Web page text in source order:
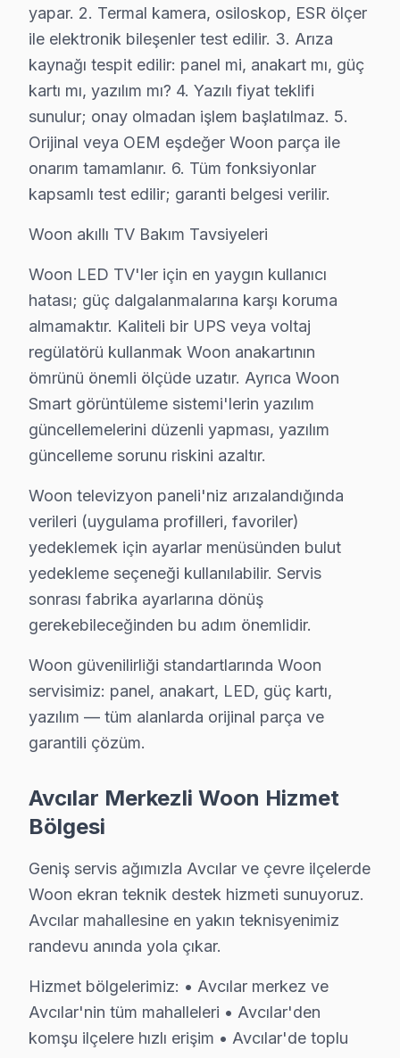
Sabah aradığınızda — öğle saatinde çözmüş oluruz.
Sık karşılaştığımız şey şu: Hızlı olmak ile kalitesiz
Pratik olarak, Avcılar'da aynı gün müdahale için
Neden Avcılar'de Woon teknik desteği Tercih
Avcılar Woon TV Ekran Anakart Profesyonel Servis ve Tamir
Avcılar'da Woon TV'niz bozulduğunda aklınıza
• Avcılar'de sadece orijinal parça kullanıyoruz. ikinci
• Profesyonel teşhis ekipmanımızla (osiloskop, ESR
Bu arada,, İstanbul Üniversitesi, Avcılar Sahili,
Avcılar × Woon: Yerel İçerik ve Deneyim
Woon Servisi: Avcılar Yerel Bilgi
Avcılar ilçesi, İstanbul Avrupa Yakası'nın yaklaşık
Avcılar bölgesindeki Woon kullanıcılarının
Panel arızası: Avcılar'de Woon LED panellerin en
Anakart hatası: Avcılar'de Reparasyon sistemini
Yazılım sorunu: Avcılar'de LCD ekranlarda daha sık
» Avcılar'de tüm Woon model ve serilerinde LED,
Woon TV Teknik Rehberi: Panel, Teşhis ve
Woon televizyonlarınızın tamir ve bakımında
Woon TV Teknik Profil ve Servis Rehberi
Woon ekran Teknik Servis Rehberi
Woon televizyon ünitesi'lerde En Sık Karşılaşılan
Woon servisimizde en yaygın yazılım güncelleme
Woon Servis Yaklaşımımız
marka kalitesi ilkeleri doğrultusunda Woon
Woon TV Onarım Süreci
1. Müşteri bildirir, servis ekibi arıza semptomlarını
2. Termal kamera, osiloskop, ESR ölçer ile elektronik
3. Arıza kaynağı tespit edilir: panel mi, anakart mı, güç
4. Yazılı fiyat teklifi sunulur; onay olmadan işlem
yapar. 2. Termal kamera, osiloskop, ESR ölçer
ile elektronik bileşenler test edilir. 3. Arıza
kaynağı tespit edilir: panel mi, anakart mı, güç
kartı mı, yazılım mı? 4. Yazılı fiyat teklifi
sunulur; onay olmadan işlem başlatılmaz. 5.
Orijinal veya OEM eşdeğer Woon parça ile
onarım tamamlanır. 6. Tüm fonksiyonlar
kapsamlı test edilir; garanti belgesi verilir.
Woon akıllı TV Bakım Tavsiyeleri
Woon LED TV'ler için en yaygın kullanıcı
hatası; güç dalgalanmalarına karşı koruma
almamaktır. Kaliteli bir UPS veya voltaj
regülatörü kullanmak Woon anakartının
ömrünü önemli ölçüde uzatır. Ayrıca Woon
Smart görüntüleme sistemi'lerin yazılım
güncellemelerini düzenli yapması, yazılım
güncelleme sorunu riskini azaltır.
Woon televizyon paneli'niz arızalandığında
verileri (uygulama profilleri, favoriler)
yedeklemek için ayarlar menüsünden bulut
yedekleme seçeneği kullanılabilir. Servis
sonrası fabrika ayarlarına dönüş
gerekebileceğinden bu adım önemlidir.
Woon güvenilirliği standartlarında Woon
servisimiz: panel, anakart, LED, güç kartı,
yazılım — tüm alanlarda orijinal parça ve
garantili çözüm.
Avcılar Merkezli Woon Hizmet
Bölgesi
Geniş servis ağımızla Avcılar ve çevre ilçelerde
Woon ekran teknik destek hizmeti sunuyoruz.
Avcılar mahallesine en yakın teknisyenimiz
randevu anında yola çıkar.
Hizmet bölgelerimiz: • Avcılar merkez ve
Avcılar'nin tüm mahalleleri • Avcılar'den
komşu ilçelere hızlı erişim • Avcılar'de toplu